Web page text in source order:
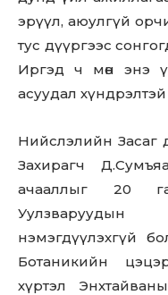
эрүүл, аюулгүй
тус дүүргээс
Иргэд ч мөн энэ
асуудал
Нийслэлийн Засаг
Захирагч
ачааллыг 20
нэмэгдүүлэхгүй
Ботаникийн
хүртэл Энхтайваны